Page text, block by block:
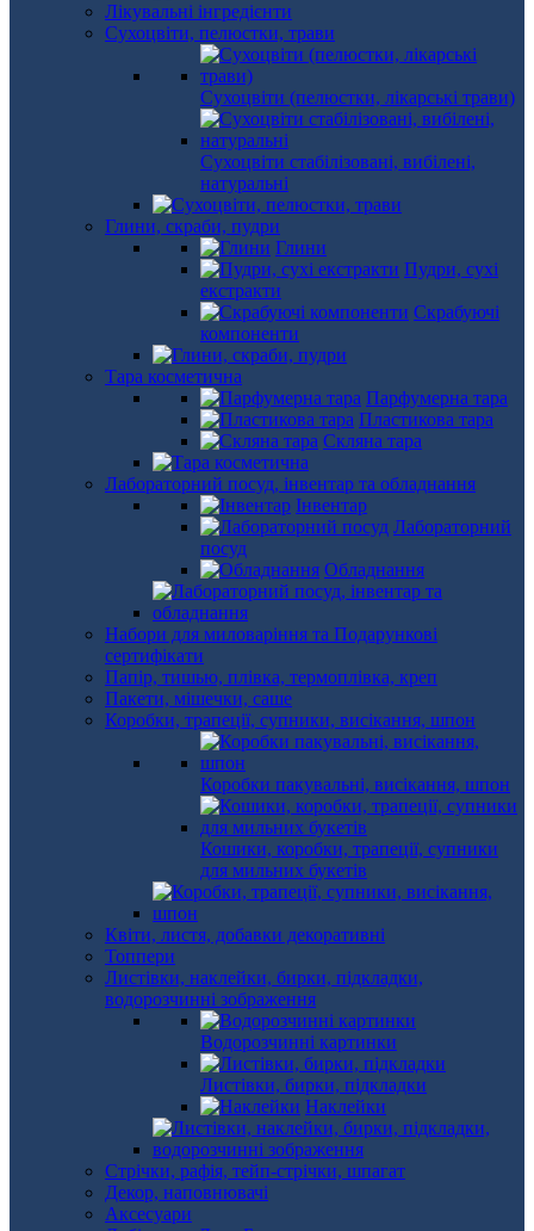
Лікувальні інгредієнти
Сухоцвіти, пелюстки, трави
Сухоцвіти (пелюстки, лікарські трави)
Сухоцвіти стабілізовані, вибілені,
натуральні
Глини, скраби, пудри
Глини
Пудри, сухі
екстракти
Скрабуючі
компоненти
Тара косметична
Парфумерна тара
Пластикова тара
Скляна тара
Лабораторний посуд, інвентар та обладнання
Інвентар
Лабораторний
посуд
Обладнання
Набори для миловаріння та Подарункові
сертифікати
Папір, тишью, плівка, термоплівка, креп
Пакети, мішечки, саше
Коробки, трапеції, супники, висікання, шпон
Коробки пакувальні, висікання, шпон
Кошики, коробки, трапеції, супники
для мильних букетів
Квіти, листя, добавки декоративні
Топпери
Листівки, наклейки, бирки, підкладки,
водорозчинні зображення
Водорозчинні картинки
Листівки, бирки, підкладки
Наклейки
Стрічки, рафія, тейп-стрічки, шпагат
Декор, наповнювачі
Аксесуари